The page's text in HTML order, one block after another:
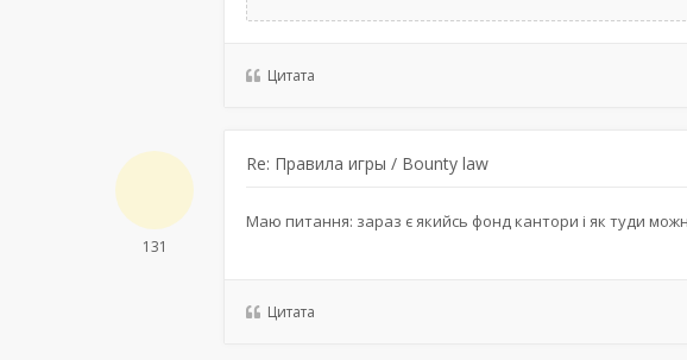
Цитата
131
Re: Правила игры / Bounty law
Маю питання: зараз є якийсь фонд кантори і як туди
Цитата